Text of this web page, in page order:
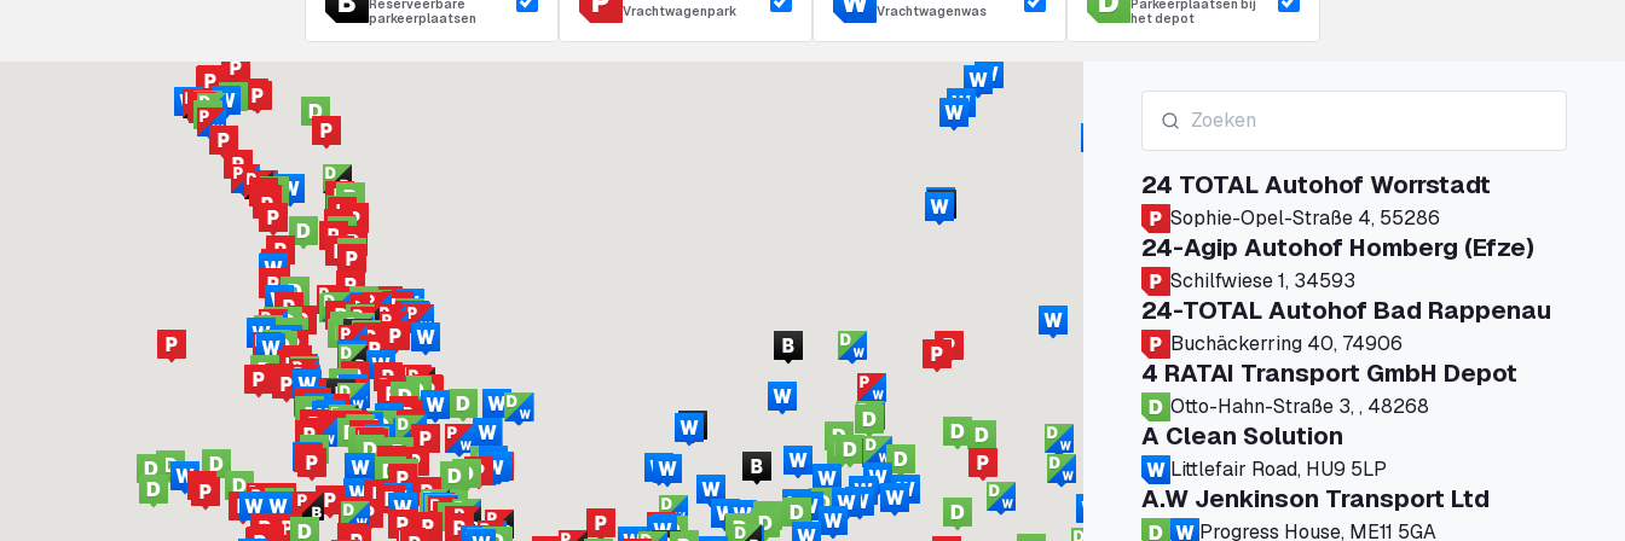
Reserveerbare
parkeerplaatsen
Vrachtwagenpark Vrachtwagenwas
Parkeerplaatsen bij
het depot
24 TOTAL Autohof Worrstadt
Sophie-Opel-Straße 4, 55286
24-Agip Autohof Homberg (Efze)
Schilfwiese 1, 34593
24-TOTAL Autohof Bad Rappenau
Buchäckerring 40, 74906
4 RATAI Transport GmbH Depot
Otto-Hahn-Straße 3, , 48268
A Clean Solution
Littlefair Road, HU9 5LP
A.W Jenkinson Transport Ltd
Progress House, ME11 5GA